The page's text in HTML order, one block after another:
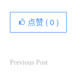
点赞 (0 )
Previous Post